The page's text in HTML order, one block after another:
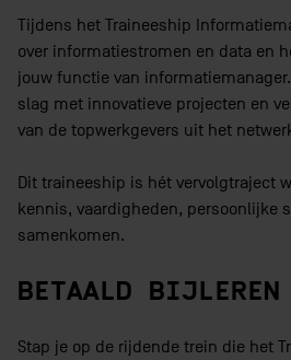
Tijdens het Traineeship
over informatiestromen en data en
jouw functie van
slag met innovatieve projecten en
van de topwerkgevers uit het
Dit traineeship is hét vervolgtraject
kennis, vaardigheden, persoonlijke
samenkomen.
BETAALD BIJLEREN
Stap je op de rijdende trein die het